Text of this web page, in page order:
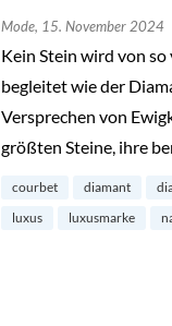
Mode, 15. November 2024
Kein Stein wird von
begleitet wie der
Versprechen von
größten Steine, ihre
courbet diamant
luxus
luxusmarke